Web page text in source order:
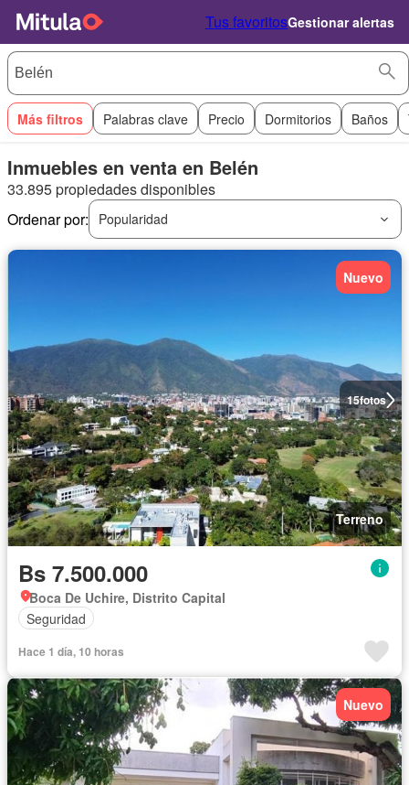
Tus favoritosGestionar alertas
Más filtros Palabras clave Precio Dormitorios Baños
Inmuebles en venta en Belén
33.895 propiedades disponibles
Ordenar por:
Popularidad
15fotos
Nuevo
Terreno
Bs 7.500.000
Boca De Uchire, Distrito Capital
Seguridad
Hace 1 día, 10 horas
Nuevo